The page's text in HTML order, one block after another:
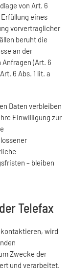
von Art. 6
Erfüllung eines
vorvertraglicher
beruht die
an der
(Art. 6
6 Abs. 1 lit. a
Daten verbleiben
Einwilligung zur
– bleiben
Telefax
kontaktieren, wird
Zwecke der
und verarbeitet.